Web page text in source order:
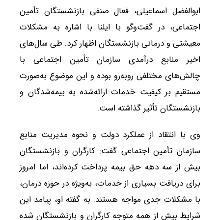
ابوالفضل اسماعیلی، فعال صنفی بازنشستگان تأمین
اجتماعی، در گفت‌وگو با ایلنا با اشاره به مشکلات
معیشتی و درمانی بازنشستگان اظهار کرد: طی سال‌های
اخیر منابع درآمدی سازمان تأمین اجتماعی با
چالش‌های مختلفی روبه‌رو بوده و این موضوع به‌صورت
مستقیم بر کیفیت خدمات ارائه‌شده به بیمه‌شدگان و
بازنشستگان تأثیر گذاشته است.
وی با انتقاد از عملکرد دولت و نحوه مدیریت منابع
سازمان تأمین اجتماعی گفت: کارگران و بازنشستگان
بیش از سه دهه حق بیمه پرداخت کرده‌اند، اما امروز
برای دریافت بسیاری از خدمات، به‌ویژه در حوزه درمان،
با مشکلات جدی مواجه هستند. به گفته او، پیامد این
شرایط بیش از همه متوجه کارگران و بازنشستگان شده